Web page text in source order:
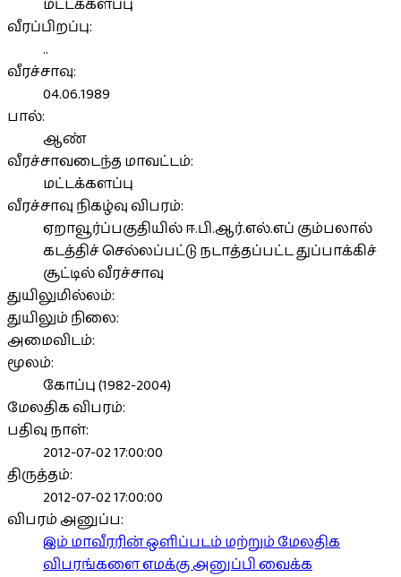
மட்டக்களப்பு
வீரப்பிறப்பு:
..
வீரச்சாவு:
04.06.1989
பால்:
ஆண்
வீரச்சாவடைந்த மாவட்டம்:
மட்டக்களப்பு
வீரச்சாவு நிகழ்வு விபரம்:
ஏறாவூர்ப்பகுதியில் ஈ.பி.ஆர்.எல்.எப் கும்பலால்
கடத்திச் செல்லப்பட்டு நடாத்தப்பட்ட துப்பாக்கிச்
சூட்டில் வீரச்சாவு
துயிலுமில்லம்:
துயிலும் நிலை:
அமைவிடம்:
மூலம்:
கோப்பு (1982-2004)
மேலதிக விபரம்:
பதிவு நாள்:
2012-07-02 17:00:00
திருத்தம்:
2012-07-02 17:00:00
விபரம் அனுப்ப:
இம் மாவீரரின் ஒளிப்படம் மற்றும் மேலதிக
விபரங்களை எமக்கு அனுப்பி வைக்க